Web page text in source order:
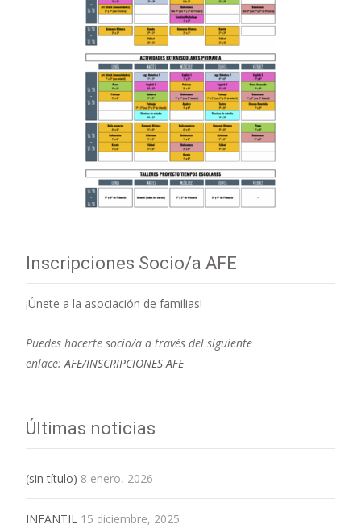
Inscripciones Socio/a AFE
¡Únete a la asociación de familias!
Puedes hacerte socio/a a través del siguiente
enlace:AFE/INSCRIPCIONES AFE
Últimas noticias
(sin título) 8 enero, 2026
INFANTIL 15 diciembre, 2025